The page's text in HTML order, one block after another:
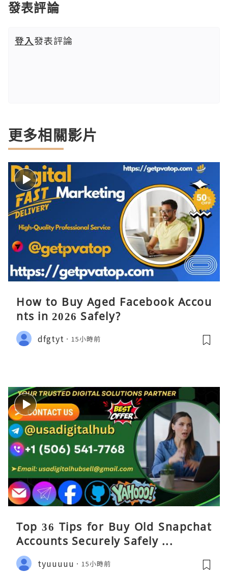
發表評論
登入發表評論
更多相關影片
How to Buy Aged Facebook Accou
nts in 2026 Safely?
dfgtyt 15小時前
Top 36 Tips for Buy Old Snapchat
Accounts Securely Safely ...
tyuuuuu 15小時前